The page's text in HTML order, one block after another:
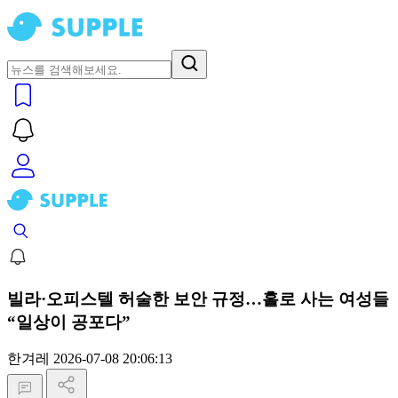
빌라·오피스텔 허술한 보안 규정…홀로 사는 여성들
“일상이 공포다”
한겨레 2026-07-08 20:06:13